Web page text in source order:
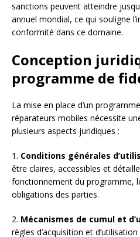
sanctions peuvent atteindre
annuel mondial, ce qui souligne
conformité dans ce domaine.
Conception
programme de
La mise en place d’un
réparateurs mobiles nécessite
plusieurs aspects juridiques :
1. Conditions générales
être claires, accessibles et
fonctionnement du programme,
obligations des parties.
2. Mécanismes de cumul et
règles d’acquisition et